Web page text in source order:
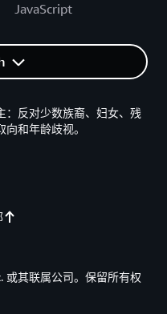
JavaScript
：反对少数族裔、妇女、残
和年龄歧视。
或其联属公司。保留所有权